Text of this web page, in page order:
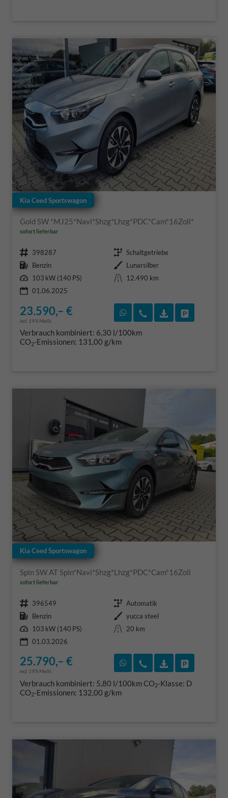
Kia Ceed Sportswagon
Gold SW *MJ25*Navi*Shzg*Lhzg*PDC*Cam*16Zoll*
sofort lieferbar
Fahrzeugnr. 398287 Getriebe Schaltgetriebe
Kraftstoff Benzin Außenfarbe Lunarsilber
Leistung 103 kW (140 PS) Kilometerstand
12.490 km
01.06.2025
23.590,– €
incl. 19% MwSt.
Rückruf vereinbaren
Wir rufen Sie an
Verbrauch kombiniert: 6,30 l/100km
CO2-Emissionen: 131,00 g/km
Kia Ceed Sportswagon
Spin SW AT Spin*Navi*Shzg*Lhzg*PDC*Cam*16Zoll
sofort lieferbar
Fahrzeugnr. 396549 Getriebe Automatik
Kraftstoff Benzin Außenfarbe yucca steel
Leistung 103 kW (140 PS) Kilometerstand
20 km
01.03.2026
25.790,– €
incl. 19% MwSt.
Rückruf vereinbaren
Wir rufen Sie an
Verbrauch kombiniert: 5,80 l/100kmCO2-Klasse: D
CO2-Emissionen: 132,00 g/km